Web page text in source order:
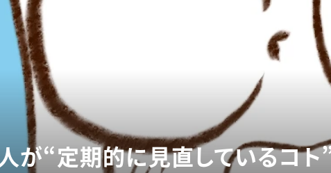
が“定期的に見直しているコト”